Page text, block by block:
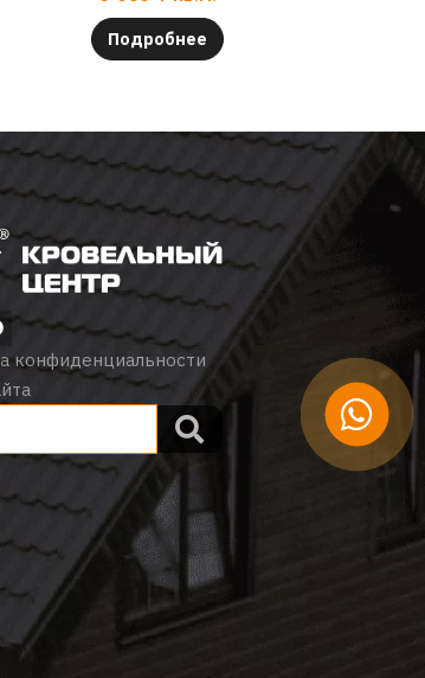
Подробнее
конфиденциальности